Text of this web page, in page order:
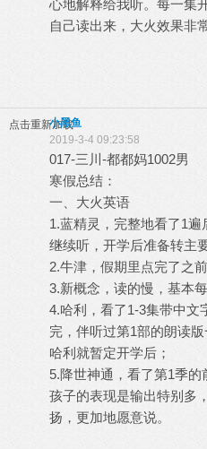
心地解释给我听。每一集
自己读出来，大火效果非
点击重新加载
小黑鱼
2019-3-4 09:23:58
017-三川-都都妈1002男
寒假总结：
一、大火英语
1.蓝精灵，完整地看了1
继续听，开学后准备转主
2.牛津，假期里点完了之
3.新概念，读的慢，基本
4.哈利，看了1-3集带中文
完，伴听过第1部的朗读
哈利就暂定开学后；
5.降世神通，看了第1季的
孩子的表现是输出特别多
扬，更加地愿意说。